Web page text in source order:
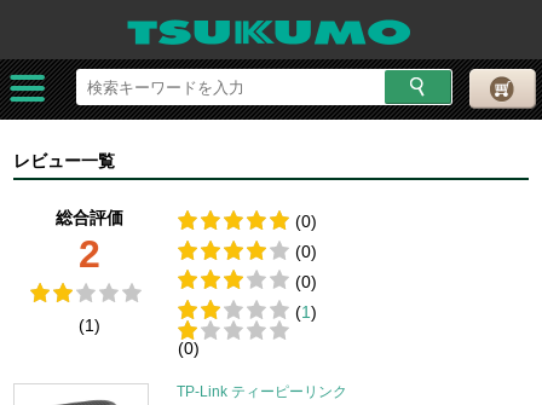
レビュー一覧
総合評価
2
(1)
(0)
(0)
(0)
(1)
(0)
TP-Link ティーピーリンク